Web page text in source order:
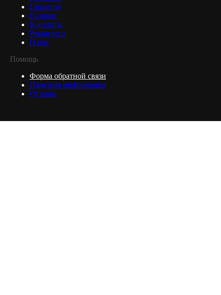
Гарантия
Возврат
Контакты
Реквизиты
О нас
Помощь
Форма обратной связи
Полезная информация
Отзывы